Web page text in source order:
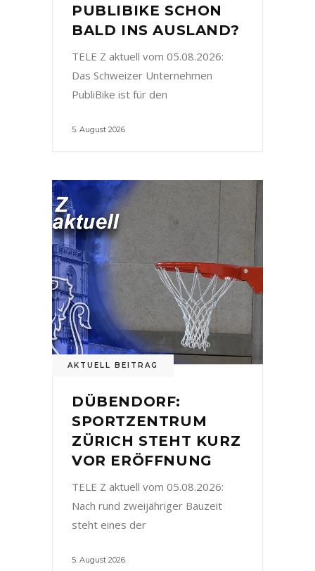
PUBLIBIKE SCHON
BALD INS AUSLAND?
TELE Z aktuell vom 05.08.2026:
Das Schweizer Unternehmen
PubliBike ist für den
5. August 2026
AKTUELL BEITRAG
DÜBENDORF:
SPORTZENTRUM
ZÜRICH STEHT KURZ
VOR ERÖFFNUNG
TELE Z aktuell vom 05.08.2026:
Nach rund zweijähriger Bauzeit
steht eines der
5. August 2026